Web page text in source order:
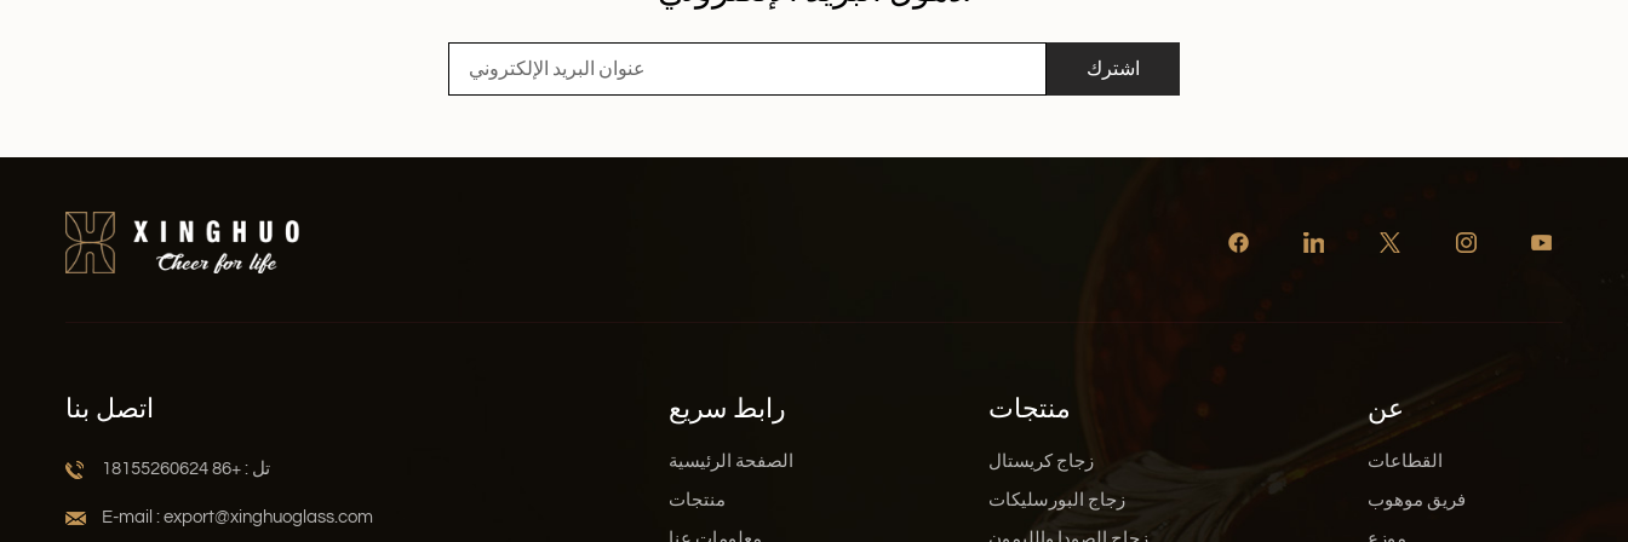
اشترك
اتصل بنا
تل : +86 18155260624
E-mail : export@xinghuoglass.com
رابط سريع
الصفحة الرئيسية
منتجات
منتجات
زجاج كريستال
زجاج البورسليكات
عن
القطاعات
فريق موهوب